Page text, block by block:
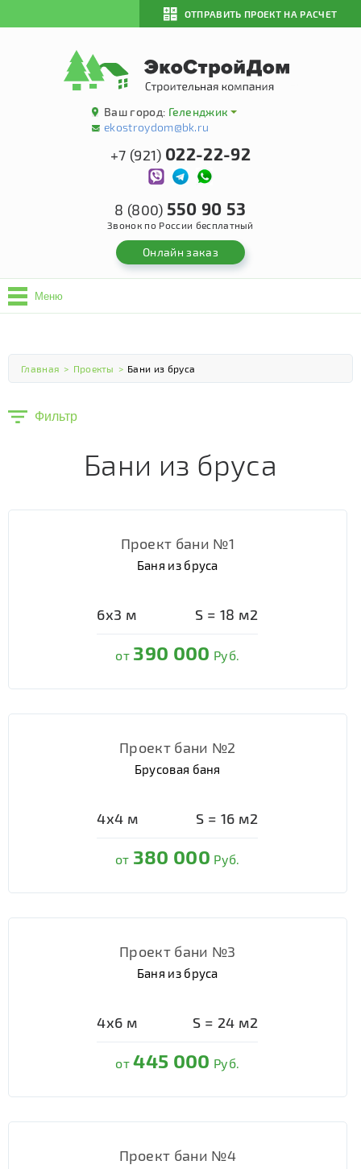
ОТПРАВИТЬ ПРОЕКТ НА РАСЧЕТ
Ваш город: Геленджик
ekostroydom@bk.ru
+7 (921) 022-22-92
8 (800) 550 90 53
Звонок по России бесплатный
Онлайн заказ
Меню
Главная > Проекты > Бани из бруса
Фильтр
Бани из бруса
Проект бани №1
Баня из бруса
6х3 м S = 18 м2
от 390 000 Руб.
Проект бани №2
Брусовая баня
4х4 м S = 16 м2
от 380 000 Руб.
Проект бани №3
Баня из бруса
4х6 м S = 24 м2
от445 000 Руб.
Проект бани №4